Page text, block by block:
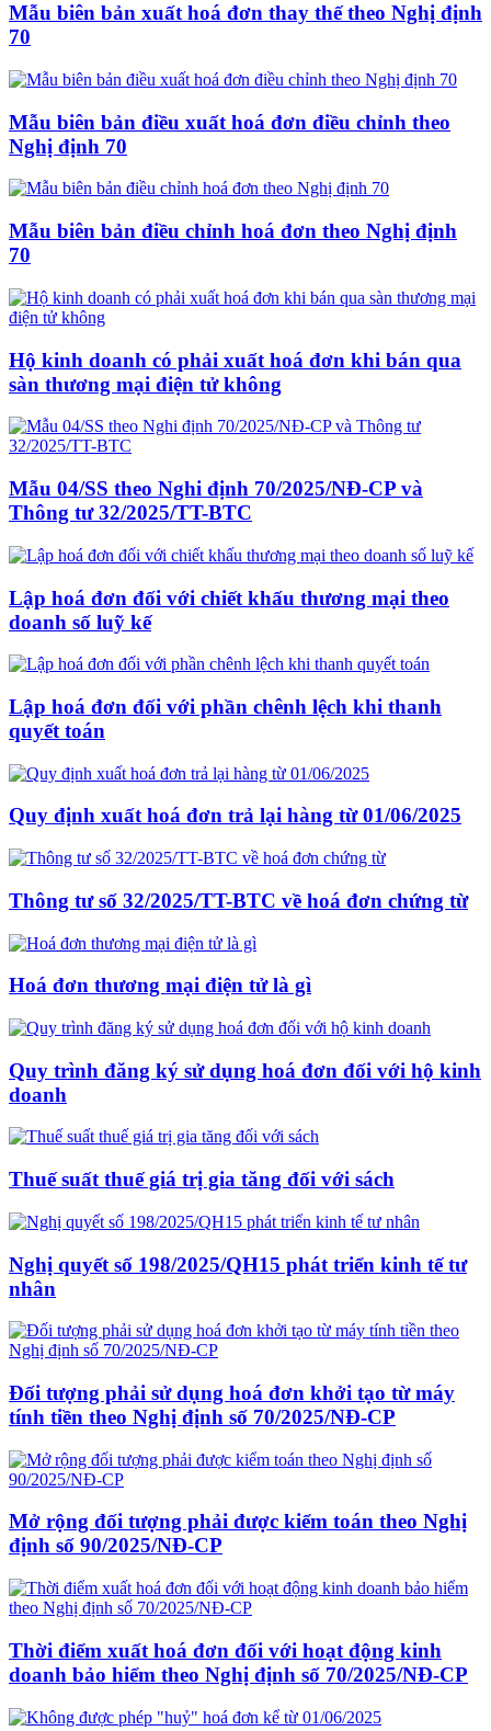
Mẫu biên bản xuất hoá đơn thay thế theo Nghị định
70
Mẫu biên bản điều xuất hoá đơn điều chỉnh theo
Nghị định 70
Mẫu biên bản điều chỉnh hoá đơn theo Nghị định
70
Hộ kinh doanh có phải xuất hoá đơn khi bán qua
sàn thương mại điện tử không
Mẫu 04/SS theo Nghi định 70/2025/NĐ-CP và
Thông tư 32/2025/TT-BTC
Lập hoá đơn đối với chiết khấu thương mại theo
doanh số luỹ kế
Lập hoá đơn đối với phần chênh lệch khi thanh
quyết toán
Quy định xuất hoá đơn trả lại hàng từ 01/06/2025
Thông tư số 32/2025/TT-BTC về hoá đơn chứng từ
Hoá đơn thương mại điện tử là gì
Quy trình đăng ký sử dụng hoá đơn đối với hộ kinh
doanh
Thuế suất thuế giá trị gia tăng đối với sách
Nghị quyết số 198/2025/QH15 phát triển kinh tế tư
nhân
Đối tượng phải sử dụng hoá đơn khởi tạo từ máy
tính tiền theo Nghị định số 70/2025/NĐ-CP
Mở rộng đối tượng phải được kiểm toán theo Nghị
định số 90/2025/NĐ-CP
Thời điểm xuất hoá đơn đối với hoạt động kinh
doanh bảo hiểm theo Nghị định số 70/2025/NĐ-CP